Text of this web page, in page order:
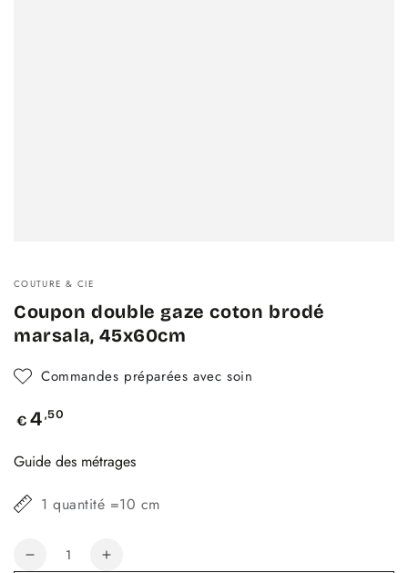
COUTURE & CIE
Coupon double gaze coton brodé
marsala, 45x60cm
Commandes préparées avec soin
Prix
€ 4,50
Guide des métrages
1 quantité =10 cm
Quantité
Réduire
Augmenter